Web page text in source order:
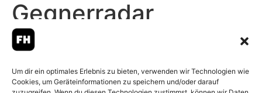
Um dir ein optimales Erlebnis zu bieten, verwenden wir Technologien wie
Cookies, um Geräteinformationen zu speichern und/oder darauf
Gegnerradar
© 2007-2026 Fohlen-Hautnah.de